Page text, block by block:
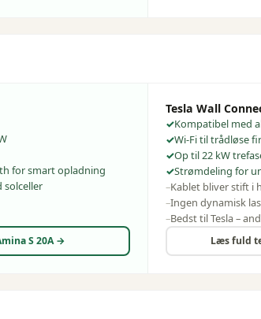
for smart opladning
solceller
S 20A→
Tesla Wall
Kompatibel med
Wi-Fi til trådløse
Op til 22 kW
Strømdeling for
Kablet bliver stift i
Ingen dynamisk
Bedst til Tesla –
Læs fuld